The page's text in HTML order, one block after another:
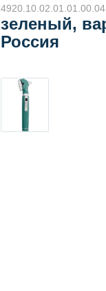
4920.10.02.01.01.00.04
зеленый,
Россия